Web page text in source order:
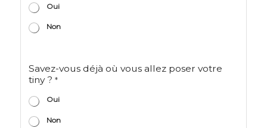
Oui
Non
Savez-vous déjà où vous allez poser votre
tiny ? *
Oui
Non